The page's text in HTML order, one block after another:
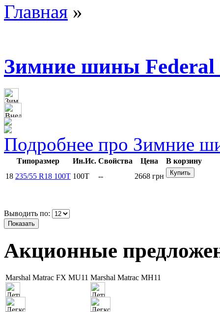
Главная »
Зимние шины Federal
Подробнее про Зимние
Типоразмер Ин.Ис. Свойства Цена
В корзину
18 235/55 R18 100T 100T -- 2668 грн
Выводить по:
Акционные
Marshal Matrac FX MU11 Marshal Matrac MH11